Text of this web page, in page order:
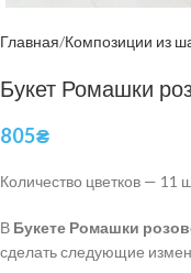
Главная Композиции из
Букет Ромашки
805₴
Количество цветков — 11
В Букете Ромашки
сделать следующие